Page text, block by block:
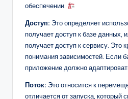
обеспечении.
Доступ: Это определяет
получает доступ к базе данных,
получает доступ к сервису. Это
понимания зависимостей. Если
приложение должно
Поток: Это относится к
отличается от запуска, который